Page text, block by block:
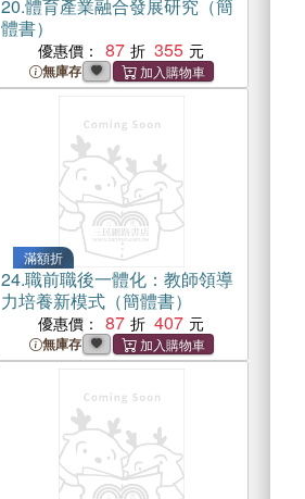
20.體育產業融合發展研究（簡
體書）
優惠價： 87 355
無庫存
滿額折
24.職前職後一體化：教師領導
力培養新模式（簡體書）
優惠價： 87 407
無庫存